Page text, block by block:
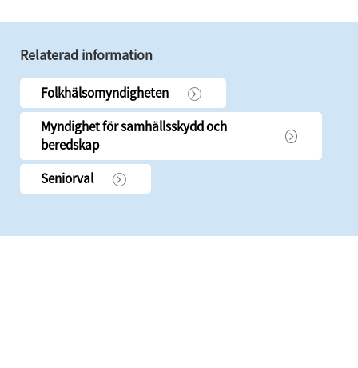
Relaterad information
Folkhälsomyndigheten
Myndighet för samhällsskydd och
beredskap
Seniorval